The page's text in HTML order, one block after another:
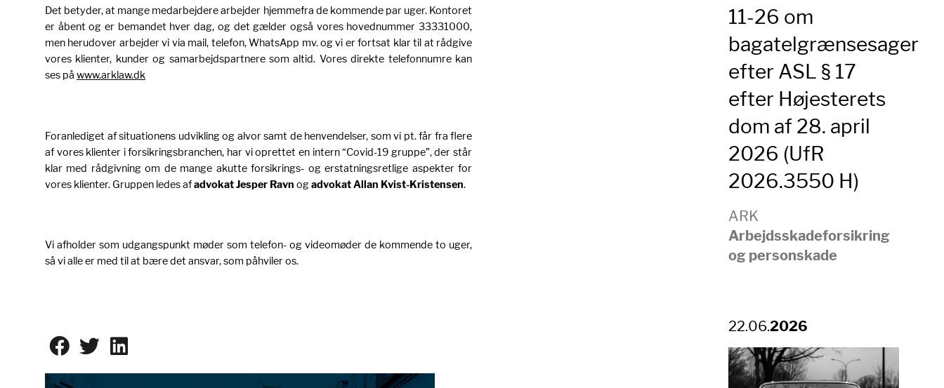
Det betyder, at mange medarbejdere arbejder hjemmefra de kommende par uger. Kontoret
er åbent og er bemandet hver dag, og det gælder også vores hovednummer 33331000,
men herudover arbejder vi via mail, telefon, WhatsApp mv. og vi er fortsat klar til at rådgive
vores klienter, kunder og samarbejdspartnere som altid. Vores direkte telefonnumre kan
ses på www.arklaw.dk
Foranlediget af situationens udvikling og alvor samt de henvendelser, som vi pt. får fra flere
af vores klienter i forsikringsbranchen, har vi oprettet en intern “Covid-19 gruppe”, der står
klar med rådgivning om de mange akutte forsikrings- og erstatningsretlige aspekter for
vores klienter. Gruppen ledes afadvokat Jesper Ravn ogadvokat Allan Kvist-Kristensen.
Vi afholder som udgangspunkt møder som telefon- og videomøder de kommende to uger,
så vi alle er med til at bære det ansvar, som påhviler os.
11-26 om
bagatelgrænsesager
efter ASL § 17
efter Højesterets
dom af 28. april
2026 (UfR
2026.3550 H)
ARK
Arbejdsskadeforsikring
og personskade
22.06.2026